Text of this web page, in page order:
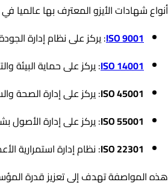
أنواع شهادات الأيزو المعترف بها
ISO 9001: يركز على نظام إدارة
ISO 14001: يركز على حماية البيئة
ISO 45001: يركز على إدارة الصحة
ISO 55001: يركز على إدارة
ISO 22301: نظام إدارة استمرارية
هذه المواصفة تهدف إلى تعزيز قدرة